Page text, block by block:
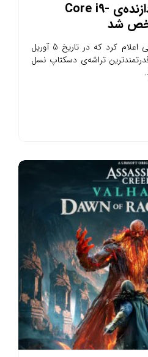
تاریخ رونمایی از پردازنده‌ی Core i9-
شرکت اینتل به صورت رسمی اعلام کرد که در تاریخ 5 آوریل
از قدرتمندترین تراشه‌ی دسکتاپ نسل